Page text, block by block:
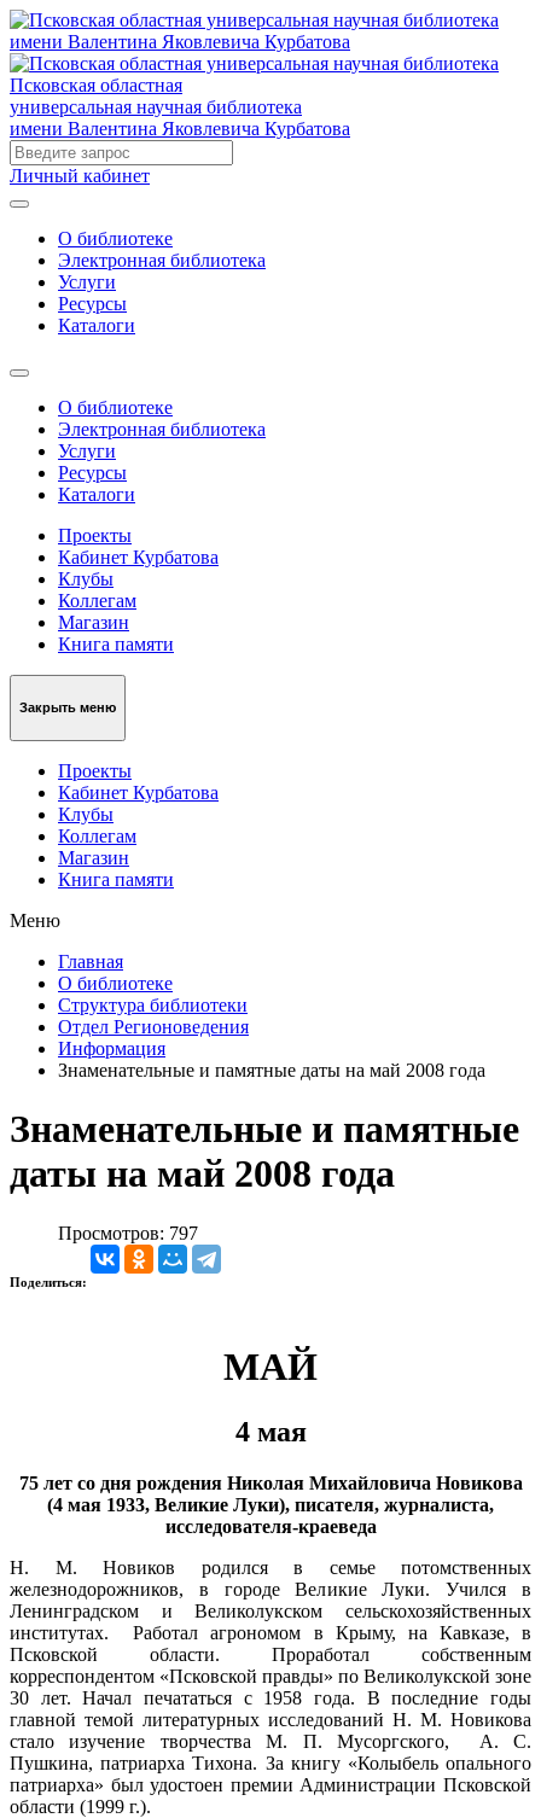
Псковская областная
универсальная научная библиотека
имени Валентина Яковлевича Курбатова
Личный кабинет
О библиотеке
Электронная библиотека
Услуги
Ресурсы
Каталоги
О библиотеке
Электронная библиотека
Услуги
Ресурсы
Каталоги
Проекты
Кабинет Курбатова
Клубы
Коллегам
Магазин
Книга памяти
Закрыть меню
Проекты
Кабинет Курбатова
Клубы
Коллегам
Магазин
Книга памяти
Меню
Главная
О библиотеке
Структура библиотеки
Отдел Регионоведения
Информация
Знаменательные и памятные даты на май 2008 года
Знаменательные и памятные
даты на май 2008 года
Просмотров: 797
Поделиться:
МАЙ
4 мая
75 лет со дня рождения Николая Михайловича Новикова
(4 мая 1933, Великие Луки), писателя, журналиста,
исследователя-краеведа
Н. М. Новиков родился в семье потомственных
железнодорожников, в городе Великие Луки. Учился в
Ленинградском и Великолукском сельскохозяйственных
институтах. Работал агрономом в Крыму, на Кавказе, в
Псковской области. Проработал собственным
корреспондентом «Псковской правды» по Великолукской зоне
30 лет. Начал печататься с 1958 года. В последние годы
главной темой литературных исследований Н. М. Новикова
стало изучение творчества М. П. Мусоргского, А. С.
Пушкина, патриарха Тихона. За книгу «Колыбель опального
патриарха» был удостоен премии Администрации Псковской
области (1999 г.).